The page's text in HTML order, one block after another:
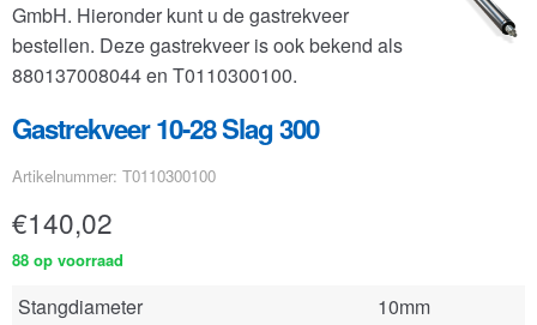
GmbH. Hieronder kunt u de gastrekveer
bestellen. Deze gastrekveer is ook bekend als
880137008044 en T0110300100.
Gastrekveer 10-28 Slag 300
Artikelnummer: T0110300100
€140,02
88 op voorraad
Stangdiameter
10mm